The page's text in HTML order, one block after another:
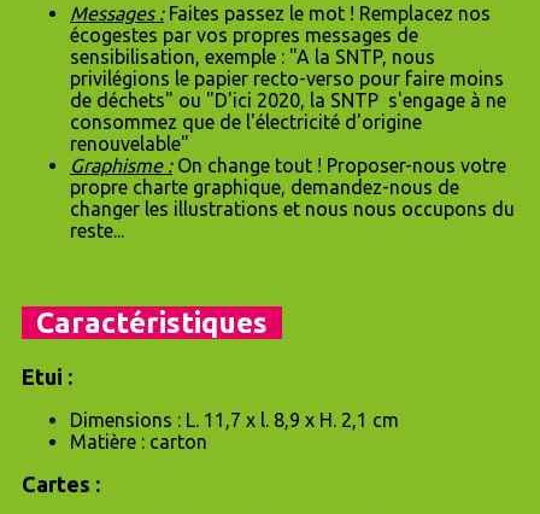
Messages :Faites passez le mot ! Remplacez nos
écogestes par vos propres messages de
sensibilisation, exemple : "A la SNTP, nous
privilégions le papier recto-verso pour faire moins
de déchets" ou "D'ici 2020, la SNTP s'engage à ne
consommez que de l'électricité d'origine
renouvelable"
Graphisme :On change tout ! Proposer-nous votre
propre charte graphique, demandez-nous de
changer les illustrations et nous nous occupons du
reste...
Caractéristiques
Etui :
Dimensions : L. 11,7 x l. 8,9 x H. 2,1 cm
Matière : carton
Cartes :